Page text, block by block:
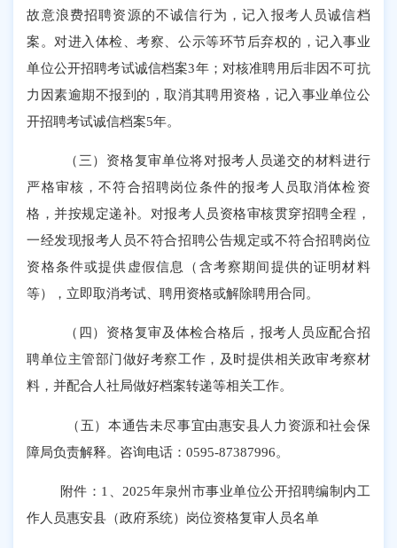
故意浪费招聘资源的不诚信行为，记入报考人员诚信档
案。对进入体检、考察、公示等环节后弃权的，记入事业
单位公开招聘考试诚信档案3年；对核准聘用后非因不可抗
力因素逾期不报到的，取消其聘用资格，记入事业单位公
开招聘考试诚信档案5年。
（三）资格复审单位将对报考人员递交的材料进行
严格审核，不符合招聘岗位条件的报考人员取消体检资
格，并按规定递补。对报考人员资格审核贯穿招聘全程，
一经发现报考人员不符合招聘公告规定或不符合招聘岗位
资格条件或提供虚假信息（含考察期间提供的证明材料
等），立即取消考试、聘用资格或解除聘用合同。
（四）资格复审及体检合格后，报考人员应配合招
聘单位主管部门做好考察工作，及时提供相关政审考察材
料，并配合人社局做好档案转递等相关工作。
（五）本通告未尽事宜由惠安县人力资源和社会保
障局负责解释。咨询电话：0595-87387996。
附件： 1、2025年泉州市事业单位公开招聘编制内工
作人员惠安县（政府系统）岗位资格复审人员名单